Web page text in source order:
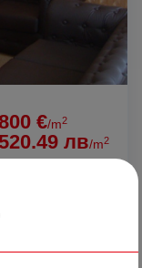
€/m2
лв/m2
СГРАДА